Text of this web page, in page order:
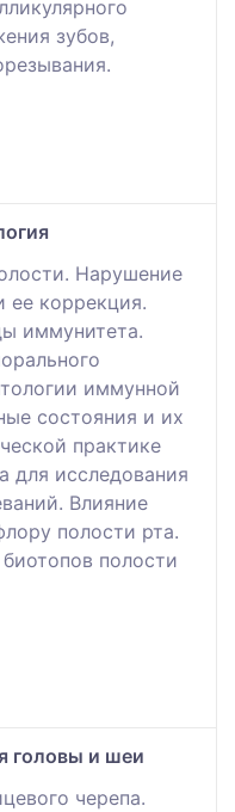
зубов,
Нарушение
коррекция.
иммунитета.
иммунной
состояния и их
практике
для исследования
Влияние
полости рта.
полости
головы и шеи
черепа.